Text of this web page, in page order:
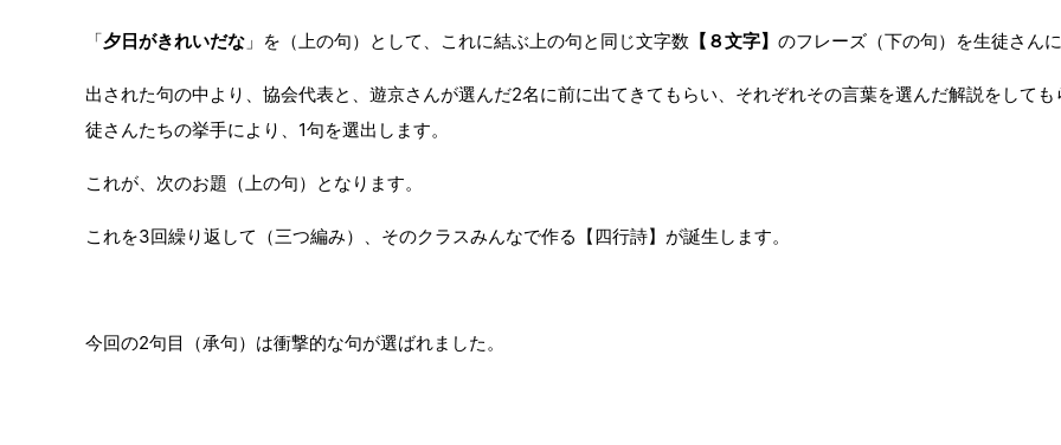
「夕日がきれいだな 」を（上の句）として、これに結ぶ上の句と同じ文字数 【８文字】 のフレーズ（下の句）を生徒さん
出された句の中より、協会代表と、遊京さんが選んだ2名に前に出てきてもらい、それぞれその言葉を選んだ解説をして
徒さんたちの挙手により、1句を選出します。
これが、次のお題（上の句）となります。
これを3回繰り返して（三つ編み）、そのクラスみんなで作る【四行詩】が誕生します。
今回の2句目（承句）は衝撃的な句が選ばれました。